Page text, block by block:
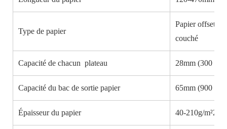
Type de papier
Papier offset,
couché
Capacité de chacun plateau 28mm (300
Capacité du bac de sortie papier 65mm (900
Épaisseur du papier 40-210g/m²2